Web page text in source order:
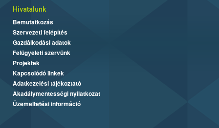
Hivatalunk
Bemutatkozás
Szervezeti felépítés
Gazdálkodási adatok
Felügyeleti szervünk
Projektek
Kapcsolódó linkek
Adatkezelési tájékoztató
Akadálymentességi nyilatkozat
Üzemeltetési információ